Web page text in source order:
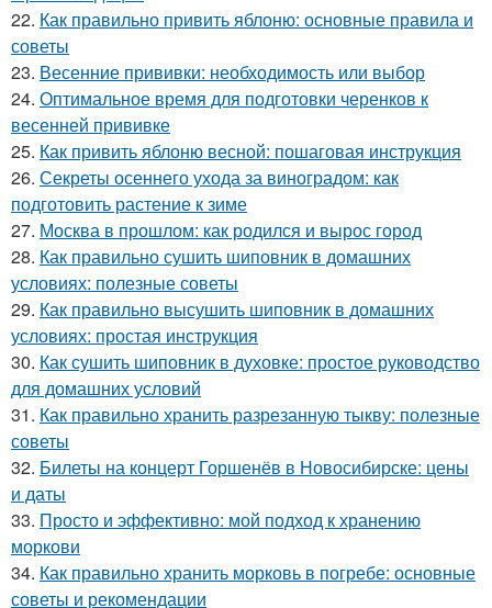
22. Как правильно привить яблоню: основные правила и
советы
23. Весенние прививки: необходимость или выбор
24. Оптимальное время для подготовки черенков к
весенней прививке
25. Как привить яблоню весной: пошаговая инструкция
26. Секреты осеннего ухода за виноградом: как
подготовить растение к зиме
27. Москва в прошлом: как родился и вырос город
28. Как правильно сушить шиповник в домашних
условиях: полезные советы
29. Как правильно высушить шиповник в домашних
условиях: простая инструкция
30. Как сушить шиповник в духовке: простое руководство
для домашних условий
31. Как правильно хранить разрезанную тыкву: полезные
советы
32. Билеты на концерт Горшенёв в Новосибирске: цены
и даты
33. Просто и эффективно: мой подход к хранению
моркови
34. Как правильно хранить морковь в погребе: основные
советы и рекомендации